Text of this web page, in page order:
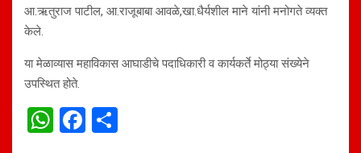
आ.ऋतुराज पाटील, आ.राजूबाबा आवळे,खा.धैर्यशील माने यांनी मनोगते व्यक्त
केले.
या मेळाव्यास महाविकास आघाडीचे पदाधिकारी व कार्यकर्ते मोठ्या संख्येने
उपस्थित होते.
W
F